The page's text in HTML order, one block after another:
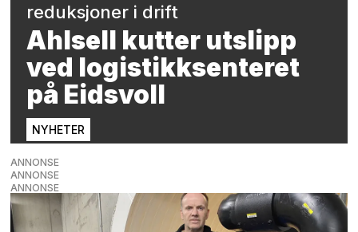
reduksjoner i drift
Ahlsell kutter utslipp
ved logistikksenteret
på Eidsvoll
NYHETER
ANNONSE
ANNONSE
ANNONSE